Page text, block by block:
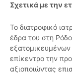
Σχετικά με την
Το διατροφικό
έδρα του στη
επίκεντρο την
αξιοποιώντας